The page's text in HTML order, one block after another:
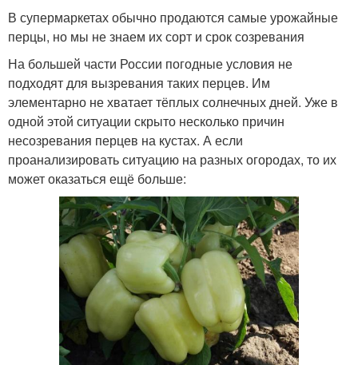
В супермаркетах обычно продаются самые урожайные
перцы, но мы не знаем их сорт и срок созревания
На большей части России погодные условия не
подходят для вызревания таких перцев. Им
элементарно не хватает тёплых солнечных дней. Уже в
одной этой ситуации скрыто несколько причин
несозревания перцев на кустах. А если
проанализировать ситуацию на разных огородах, то их
может оказаться ещё больше: